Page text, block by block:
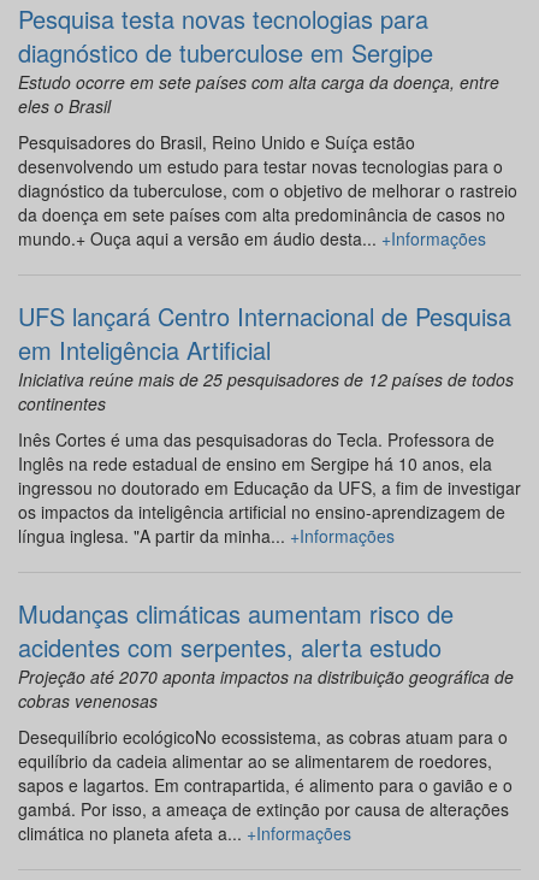
Pesquisa testa novas tecnologias para
diagnóstico de tuberculose em Sergipe
Estudo ocorre em sete países com alta carga da doença, entre
eles o Brasil
Pesquisadores do Brasil, Reino Unido e Suíça estão
desenvolvendo um estudo para testar novas tecnologias para o
diagnóstico da tuberculose, com o objetivo de melhorar o rastreio
da doença em sete países com alta predominância de casos no
mundo.+ Ouça aqui a versão em áudio desta... +Informações
UFS lançará Centro Internacional de Pesquisa
em Inteligência Artificial
Iniciativa reúne mais de 25 pesquisadores de 12 países de todos
continentes
Inês Cortes é uma das pesquisadoras do Tecla. Professora de
Inglês na rede estadual de ensino em Sergipe há 10 anos, ela
ingressou no doutorado em Educação da UFS, a fim de investigar
os impactos da inteligência artificial no ensino-aprendizagem de
língua inglesa. "A partir da minha... +Informações
Mudanças climáticas aumentam risco de
acidentes com serpentes, alerta estudo
Projeção até 2070 aponta impactos na distribuição geográfica de
cobras venenosas
Desequilíbrio ecológicoNo ecossistema, as cobras atuam para o
equilíbrio da cadeia alimentar ao se alimentarem de roedores,
sapos e lagartos. Em contrapartida, é alimento para o gavião e o
gambá. Por isso, a ameaça de extinção por causa de alterações
climática no planeta afeta a... +Informações